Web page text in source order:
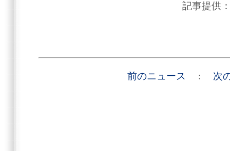
記事提供
前のニュース : 次